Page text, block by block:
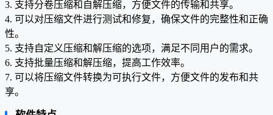
3. 支持分卷压缩和自解压缩，方便文件的传输和共享。
4. 可以对压缩文件进行测试和修复，确保文件的完整性和正确
性。
5. 支持自定义压缩和解压缩的选项，满足不同用户的需求。
6. 支持批量压缩和解压缩，提高工作效率。
7. 可以将压缩文件转换为可执行文件，方便文件的发布和共
享。